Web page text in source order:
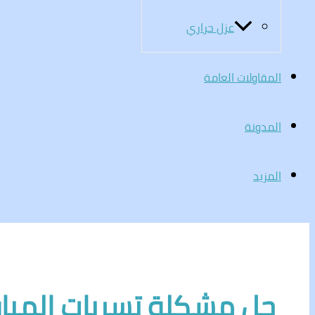
عزل حراري
المقاولات العامة
المدونة
المزيد